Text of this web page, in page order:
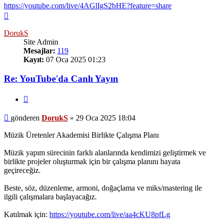
https://youtube.com/live/4AGlIgS2bHE?feature=share
DorukS
Site Admin
Mesajlar: 119
Kayıt: 07 Oca 2025 01:23
Re: YouTube'da Canlı Yayın
Mesaj
gönderen DorukS » 29 Oca 2025 18:04
Müzik Üretenler Akademisi Birlikte Çalışma Planı
Müzik yapım sürecinin farklı alanlarında kendimizi geliştirmek ve
birlikte projeler oluşturmak için bir çalışma planını hayata
geçireceğiz.
Beste, söz, düzenleme, armoni, doğaçlama ve miks/mastering ile
ilgili çalışmalara başlayacağız.
Katılmak için: https://youtube.com/live/aa4cKU8pfLg